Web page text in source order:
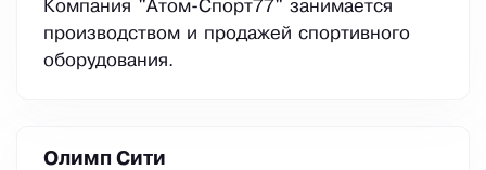
Компания "Атом-Спорт77" занимается
производством и продажей спортивного
оборудования.
Олимп Сити